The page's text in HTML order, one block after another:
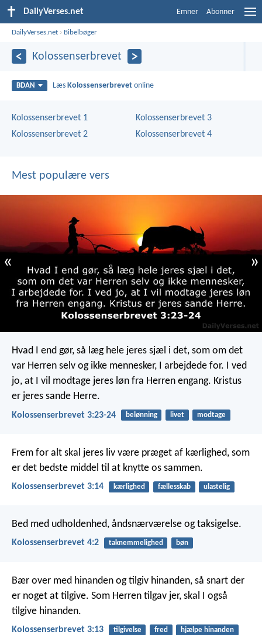
DailyVerses.net Emner Abonner
DailyVerses.net › Bibelbøger
Kolossenserbrevet
BDAN Læs Kolossenserbrevet online
Kolossenserbrevet 1
Kolossenserbrevet 2
Kolossenserbrevet 3
Kolossenserbrevet 4
Mest populære vers
« »
Hvad I end gør, så læg hele jeres sjæl i det, som om det
var Herren selv og ikke mennesker, I arbejdede for. I ved
jo, at I vil modtage jeres løn fra Herren engang. Kristus
er jeres sande Herre.
Kolossenserbrevet 3:23-24 belønning livet modtage
Frem for alt skal jeres liv være præget af kærlighed, som
er det bedste middel til at knytte os sammen.
Kolossenserbrevet 3:14 kærlighed fællesskab ulastelig
Bed med udholdenhed, åndsnærværelse og taksigelse.
Kolossenserbrevet 4:2 taknemmelighed bøn
Bær over med hinanden og tilgiv hinanden, så snart der
er noget at tilgive. Som Herren tilgav jer, skal I også
tilgive hinanden.
Kolossenserbrevet 3:13 tilgivelse fred hjælpe hinanden